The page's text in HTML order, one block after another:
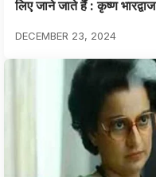
लिए जाने जाते हैं : कृष्ण भारद्वाज
DECEMBER 23, 2024